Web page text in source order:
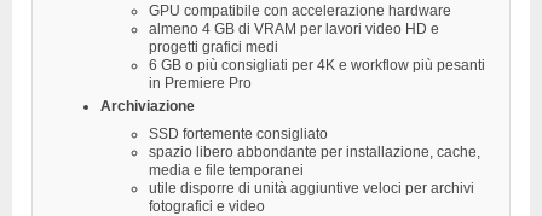
GPU compatibile con accelerazione hardware
almeno 4 GB di VRAM per lavori video HD e
progetti grafici medi
6 GB o più consigliati per 4K e workflow più pesanti
in Premiere Pro
Archiviazione
SSD fortemente consigliato
spazio libero abbondante per installazione, cache,
media e file temporanei
utile disporre di unità aggiuntive veloci per archivi
fotografici e video